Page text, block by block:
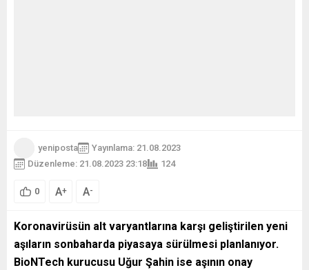
yeniposta
Yayınlama: 21.08.2023
Düzenleme: 21.08.2023 23:18
124
0 A+ A-
Koronavirüsün alt varyantlarına karşı geliştirilen yeni
aşıların sonbaharda piyasaya sürülmesi planlanıyor.
BioNTech kurucusu Uğur Şahin ise aşının onay